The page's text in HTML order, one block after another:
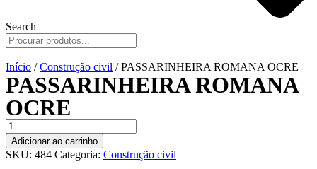
Search
Início /Construção civil / PASSARINHEIRA ROMANA OCRE
PASSARINHEIRA ROMANA
OCRE
PASSARINHEIRA
ROMANA
OCRE
quantidade
Adicionar ao carrinho
SKU: 484 Categoria: Construção civil